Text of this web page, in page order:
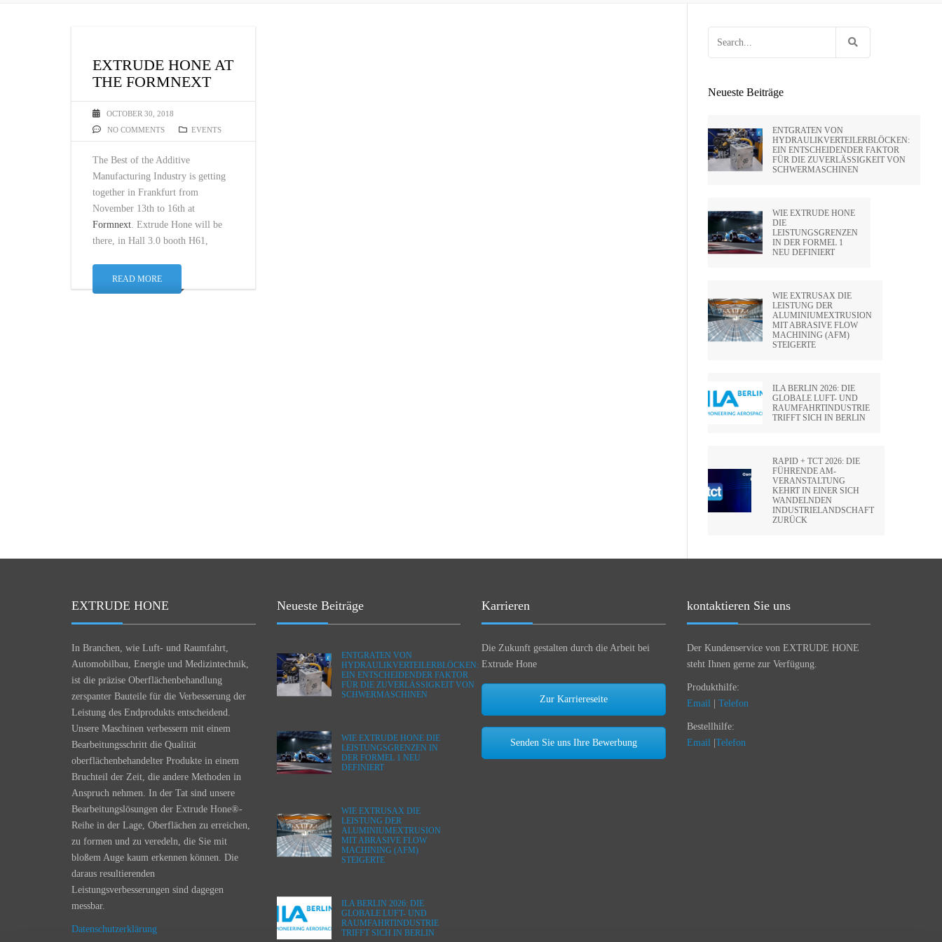
EXTRUDE HONE AT
THE FORMNEXT
OCTOBER 30, 2018
NO COMMENTS
EVENTS
The Best of the Additive
Manufacturing Industry is getting
together in Frankfurt from
November 13th to 16th at
Formnext . Extrude Hone will be
there, in Hall 3.0 booth H61,
READ MORE
Neueste Beiträge
ENTGRATEN VON
HYDRAULIKVERTEILERBLÖCKEN:
EIN ENTSCHEIDENDER FAKTOR
FÜR DIE ZUVERLÄSSIGKEIT VON
SCHWERMASCHINEN
WIE EXTRUDE HONE
DIE
LEISTUNGSGRENZEN
IN DER FORMEL 1
NEU DEFINIERT
WIE EXTRUSAX DIE
LEISTUNG DER
ALUMINIUMEXTRUSION
MIT ABRASIVE FLOW
MACHINING (AFM)
STEIGERTE
ILA BERLIN 2026: DIE
GLOBALE LUFT- UND
RAUMFAHRTINDUSTRIE
TRIFFT SICH IN BERLIN
RAPID + TCT 2026: DIE
FÜHRENDE AM-
VERANSTALTUNG
KEHRT IN EINER SICH
WANDELNDEN
INDUSTRIELANDSCHAFT
ZURÜCK
EXTRUDE HONE
In Branchen, wie Luft- und Raumfahrt,
Automobilbau, Energie und Medizintechnik,
ist die präzise Oberflächenbehandlung
zerspanter Bauteile für die Verbesserung der
Leistung des Endprodukts entscheidend.
Unsere Maschinen verbessern mit einem
Bearbeitungsschritt die Qualität
oberflächenbehandelter Produkte in einem
Bruchteil der Zeit, die andere Methoden in
Anspruch nehmen. In der Tat sind unsere
Bearbeitungslösungen der Extrude Hone®-
Reihe in der Lage, Oberflächen zu erreichen,
zu formen und zu veredeln, die Sie mit
bloßem Auge kaum erkennen können. Die
daraus resultierenden
Leistungsverbesserungen sind dagegen
messbar.
Datenschutzerklärung
Neueste Beiträge
ENTGRATEN VON
HYDRAULIKVERTEILERBLÖCKEN:
EIN ENTSCHEIDENDER FAKTOR
FÜR DIE ZUVERLÄSSIGKEIT VON
SCHWERMASCHINEN
WIE EXTRUDE HONE DIE
LEISTUNGSGRENZEN IN
DER FORMEL 1 NEU
DEFINIERT
WIE EXTRUSAX DIE
LEISTUNG DER
ALUMINIUMEXTRUSION
MIT ABRASIVE FLOW
MACHINING (AFM)
STEIGERTE
ILA BERLIN 2026: DIE
GLOBALE LUFT- UND
RAUMFAHRTINDUSTRIE
TRIFFT SICH IN BERLIN
Karrieren
Die Zukunft gestalten durch die Arbeit bei
Extrude Hone
Zur Karriereseite
Senden Sie uns Ihre Bewerbung
kontaktieren Sie uns
Der Kundenservice von EXTRUDE HONE
steht Ihnen gerne zur Verfügung.
Produkthilfe:
Email | Telefon
Bestellhilfe:
Email |Telefon